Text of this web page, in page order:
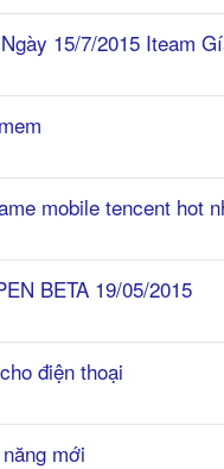
15/7/2015 Iteam
mobile tencent hot
BETA 19/05/2015
điện thoại
mới